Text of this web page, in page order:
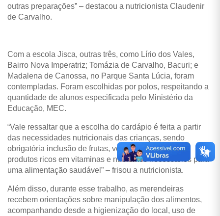
outras preparações” – destacou a nutricionista Claudenir
de Carvalho.
Com a escola Jisca, outras três, como Lírio dos Vales,
Bairro Nova Imperatriz; Tomázia de Carvalho, Bacuri; e
Madalena de Canossa, no Parque Santa Lúcia, foram
contempladas. Foram escolhidas por polos, respeitando a
quantidade de alunos especificada pelo Ministério da
Educação, MEC.
“Vale ressaltar que a escolha do cardápio é feita a partir
das necessidades nutricionais das crianças, sendo
obrigatória inclusão de frutas, verduras e legumes,
produtos ricos em vitaminas e nutrientes necessários para
uma alimentação saudável” – frisou a nutricionista.
Além disso, durante esse trabalho, as merendeiras
recebem orientações sobre manipulação dos alimentos,
acompanhando desde a higienização do local, uso de